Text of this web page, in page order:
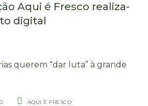
Aqui é Fresco realiza-
digital
AQUI É FRESCO